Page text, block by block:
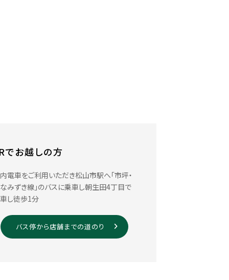
でお越しの方
電車をご利用いただき松山市駅へ「市坪・
みずき線」のバスに乗車し朝生田4丁目で
し徒歩1分
バス停から店舗までの道のり